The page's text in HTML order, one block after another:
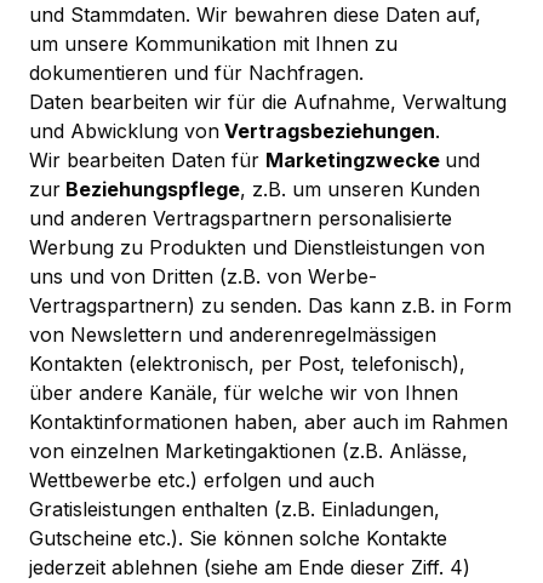
und Stammdaten. Wir bewahren diese Daten auf,
um unsere Kommunikation mit Ihnen zu
dokumentieren und für Nachfragen.
Daten bearbeiten wir für die Aufnahme, Verwaltung
und Abwicklung von Vertragsbeziehungen.
Wir bearbeiten Daten für Marketingzwecke und
zur Beziehungspflege, z.B. um unseren Kunden
und anderen Vertragspartnern personalisierte
Werbung zu Produkten und Dienstleistungen von
uns und von Dritten (z.B. von Werbe-
Vertragspartnern) zu senden. Das kann z.B. in Form
von Newslettern und anderenregelmässigen
Kontakten (elektronisch, per Post, telefonisch),
über andere Kanäle, für welche wir von Ihnen
Kontaktinformationen haben, aber auch im Rahmen
von einzelnen Marketingaktionen (z.B. Anlässe,
Wettbewerbe etc.) erfolgen und auch
Gratisleistungen enthalten (z.B. Einladungen,
Gutscheine etc.). Sie können solche Kontakte
jederzeit ablehnen (siehe am Ende dieser Ziff. 4)